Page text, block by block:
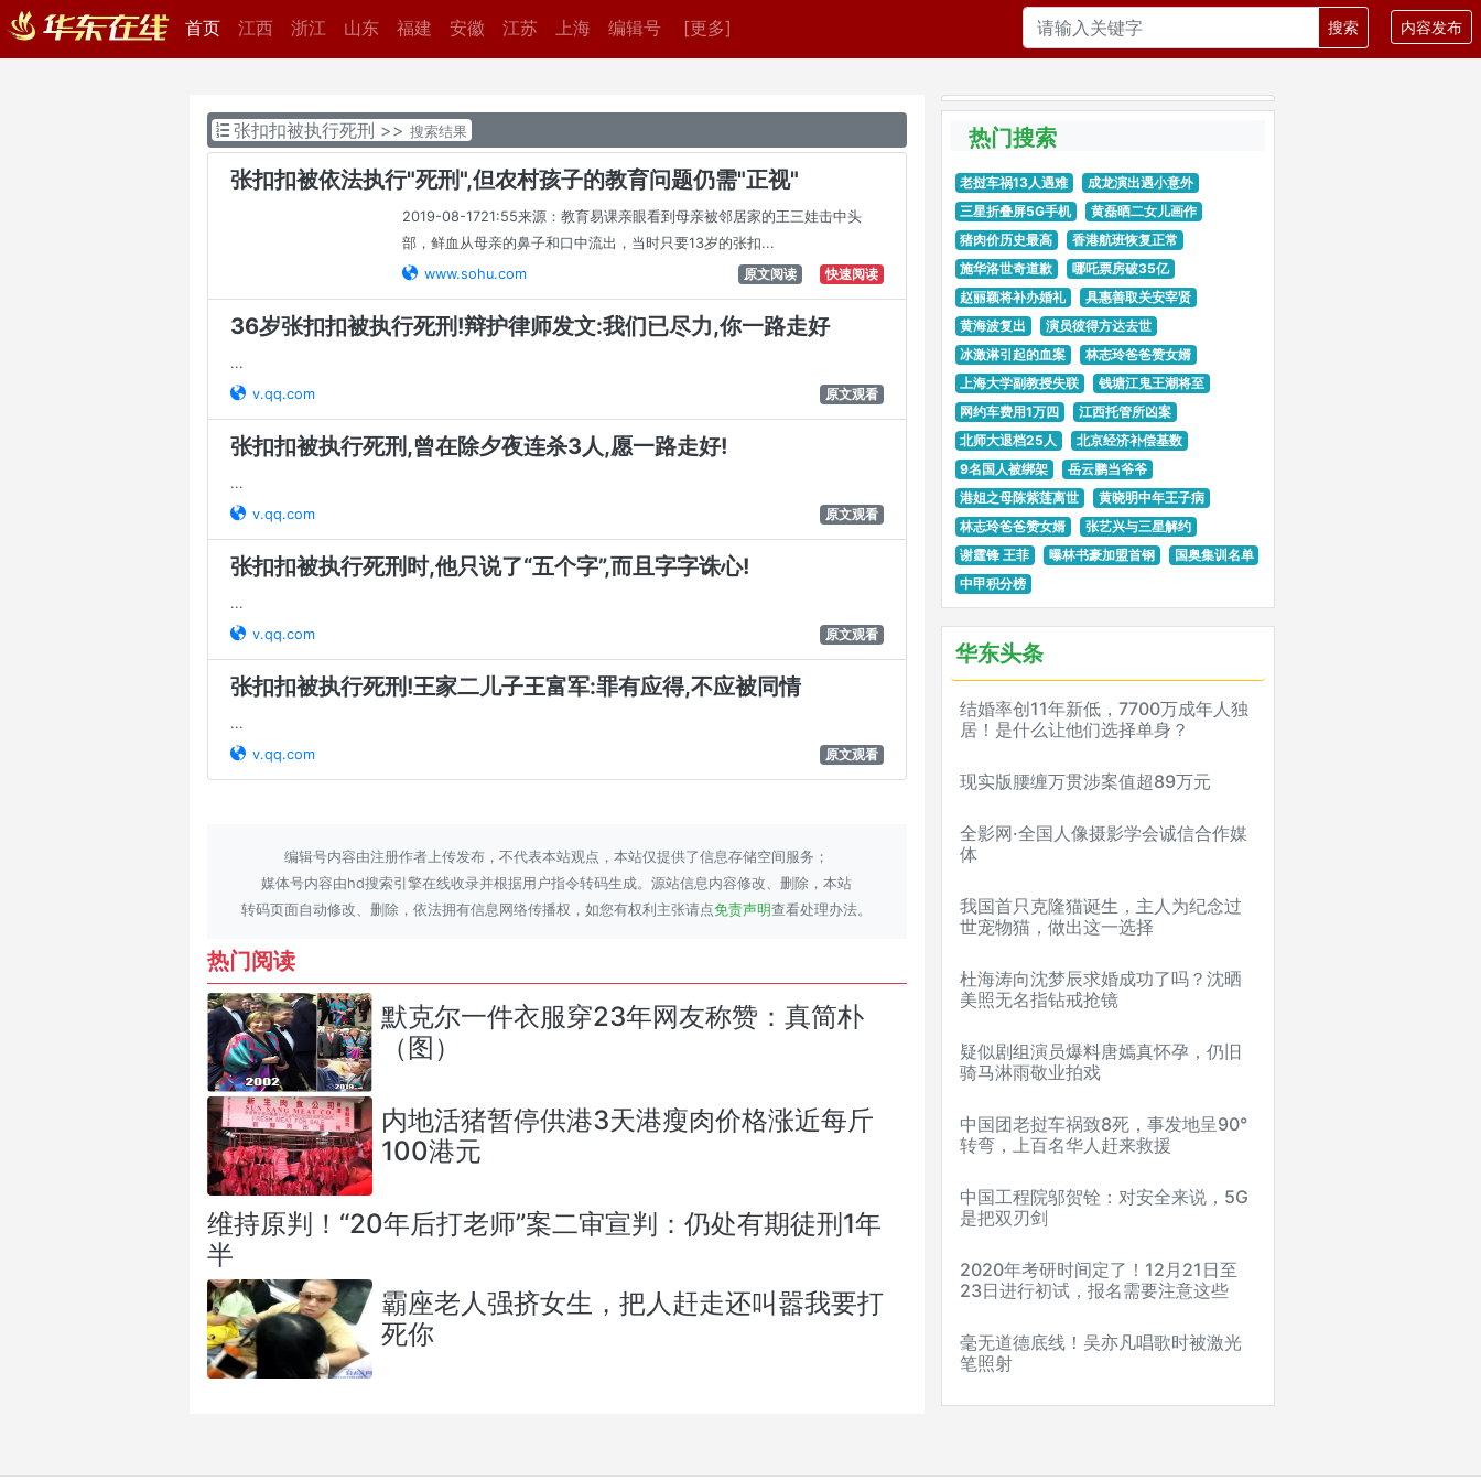
首页 (current)
江西 浙江 山东 福建 安徽 江苏 上海 编辑号 [更多] 搜索 内容发布
张扣扣被执行死刑 >> 搜索结果
张扣扣被依法执行"死刑",但农村孩子的教育问题仍需"正视"
2019-08-1721:55来源：教育易课亲眼看到母亲被邻居家的王三娃击中头
部，鲜血从母亲的鼻子和口中流出，当时只要13岁的张扣...
www.sohu.com
原文阅读 快速阅读
36岁张扣扣被执行死刑!辩护律师发文:我们已尽力,你一路走好
...
v.qq.com
原文观看
张扣扣被执行死刑,曾在除夕夜连杀3人,愿一路走好!
...
v.qq.com
原文观看
张扣扣被执行死刑时,他只说了“五个字”,而且字字诛心!
...
v.qq.com
原文观看
张扣扣被执行死刑!王家二儿子王富军:罪有应得,不应被同情
...
v.qq.com
原文观看
编辑号内容由注册作者上传发布，不代表本站观点，本站仅提供了信息存储空间服务；
媒体号内容由hd搜索引擎在线收录并根据用户指令转码生成。源站信息内容修改、删除，本站
转码页面自动修改、删除，依法拥有信息网络传播权，如您有权利主张请点免责声明查看处理办法。
热门阅读
默克尔一件衣服穿23年网友称赞：真简朴
（图）
内地活猪暂停供港3天港瘦肉价格涨近每斤
100港元
维持原判！“20年后打老师”案二审宣判：仍处有期徒刑1年
半
霸座老人强挤女生，把人赶走还叫嚣我要打
死你
热门搜索
老挝车祸13人遇难
成龙演出遇小意外
三星折叠屏5G手机
黄磊晒二女儿画作
猪肉价历史最高
香港航班恢复正常
施华洛世奇道歉
哪吒票房破35亿
赵丽颖将补办婚礼
具惠善取关安宰贤
黄海波复出
演员彼得方达去世
冰激淋引起的血案
林志玲爸爸赞女婿
上海大学副教授失联
钱塘江鬼王潮将至
网约车费用1万四
江西托管所凶案
北师大退档25人
北京经济补偿基数
9名国人被绑架
岳云鹏当爷爷
港姐之母陈紫莲离世
黄晓明中年王子病
林志玲爸爸赞女婿
张艺兴与三星解约
谢霆锋 王菲
曝林书豪加盟首钢
国奥集训名单
中甲积分榜
华东头条
结婚率创11年新低，7700万成年人独
居！是什么让他们选择单身？
现实版腰缠万贯涉案值超89万元
全影网·全国人像摄影学会诚信合作媒
体
我国首只克隆猫诞生，主人为纪念过
世宠物猫，做出这一选择
杜海涛向沈梦辰求婚成功了吗？沈晒
美照无名指钻戒抢镜
疑似剧组演员爆料唐嫣真怀孕，仍旧
骑马淋雨敬业拍戏
中国团老挝车祸致8死，事发地呈90°
转弯，上百名华人赶来救援
中国工程院邬贺铨：对安全来说，5G
是把双刃剑
2020年考研时间定了！12月21日至
23日进行初试，报名需要注意这些
毫无道德底线！吴亦凡唱歌时被激光
笔照射